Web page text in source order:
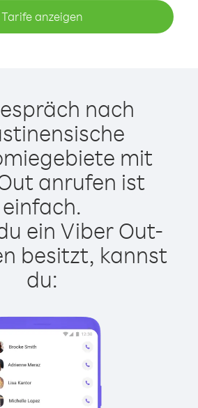
Tarife anzeigen
nach
mit
anrufen ist
einfach.
ein Viber Out-
besitzt, kannst
du: